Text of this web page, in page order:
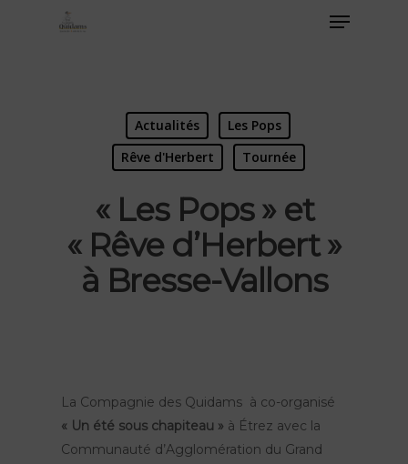
Actualités
Les Pops
Rêve d'Herbert
Tournée
« Les Pops » et
« Rêve d’Herbert »
à Bresse-Vallons
La Compagnie des Quidams à co-organisé
« Un été sous chapiteau » à Étrez avec la
Communauté d’Agglomération du Grand